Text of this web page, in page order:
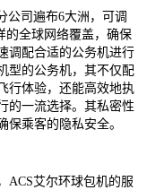
公司遍布6大洲，可调
的全球网络覆盖，确保
调配合适的公务机进行
型的公务机，其不仅配
行体验，还能高效地执
的一流选择。其私密性
保乘客的隐私安全。
ACS艾尔环球包机的服